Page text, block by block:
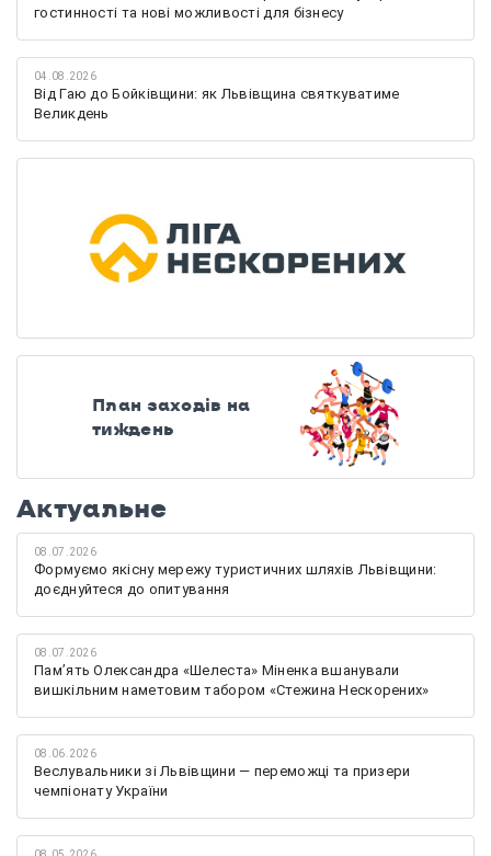
гостинності та нові можливості для бізнесу
04.08.2026
Від Гаю до Бойківщини: як Львівщина святкуватиме
Великдень
План заходів на
тиждень
Актуальне
08.07.2026
Формуємо якісну мережу туристичних шляхів Львівщини:
доєднуйтеся до опитування
08.07.2026
Памʼять Олександра «Шелеста» Міненка вшанували
вишкільним наметовим табором «Стежина Нескорених»
08.06.2026
Веслувальники зі Львівщини — переможці та призери
чемпіонату України